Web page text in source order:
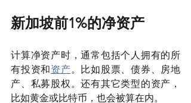
新加坡前1%的净资产
计算净资产时，通常包括个人拥有的所
有投资和资产。比如股票、债券、房地
产、私募股权。还有其它类型的资产，
比如黄金或比特币，也会被算在内。